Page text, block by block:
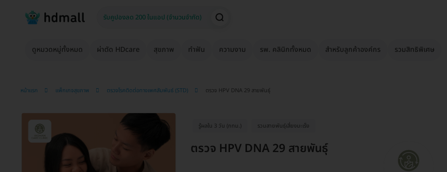
ดูหมวดหมู่ทั้งหมด ผ่าตัด HDcare สุขภาพ ทำฟัน ความงาม รพ. คลินิกทั้งหมด สำหรับลูกค้าองค์กร รวมสิทธิพิเศษ
หน้าแรก แพ็กเกจสุขภาพ ตรวจโรคติดต่อทางเพศสัมพันธ์ (STD) ตรวจ HPV DNA 29 สายพันธุ์
รู้ผลใน 3 วัน (กทม.) รวมสายพันธุ์เสี่ยงมะเร็ง
ตรวจ HPV DNA 29 สายพันธุ์